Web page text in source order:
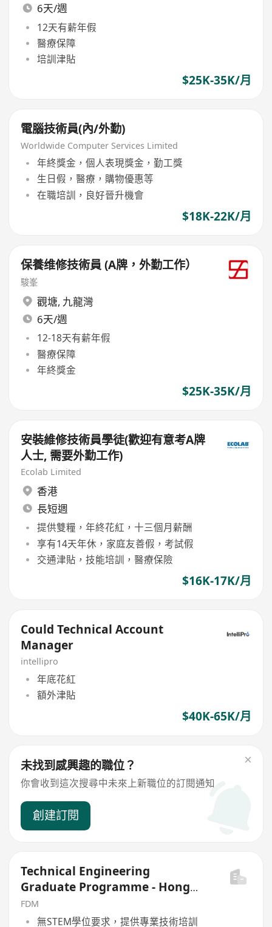
6天/週
12天有薪年假
醫療保障
培訓津貼
$25K-35K/月
電腦技術員(內/外勤)
Worldwide Computer Services Limited
年終獎金，個人表現獎金，勤工獎
生日假，醫療，購物優惠等
在職培訓，良好晉升機會
$18K-22K/月
保養维修技術員 (A牌，外勤工作）
駿峯
觀塘, 九龍灣
6天/週
12-18天有薪年假
醫療保障
年終獎金
$25K-35K/月
安裝維修技術員學徒(歡迎有意考A牌
人士, 需要外勤工作)
Ecolab Limited
香港
長短週
提供雙糧，年終花紅，十三個月薪酬
享有14天年休，家庭友善假，考試假
交通津貼，技能培訓，醫療保險
$16K-17K/月
Could Technical Account
Manager
intellipro
年底花紅
額外津貼
$40K-65K/月
未找到感興趣的職位？
你會收到這次搜尋中未來上新職位的訂閱通知
創建訂閱
Technical Engineering
Graduate Programme - Hong
Kong (Mar 2026)
FDM
無STEM學位要求，提供專業技術培訓